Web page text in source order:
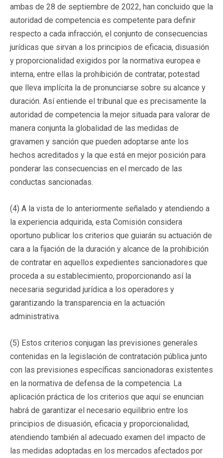
ambas de 28 de septiembre de 2022, han concluido que la
autoridad de competencia es competente para definir
respecto a cada infracción, el conjunto de consecuencias
jurídicas que sirvan a los principios de eficacia, disuasión
y proporcionalidad exigidos por la normativa europea e
interna, entre ellas la prohibición de contratar, potestad
que lleva implícita la de pronunciarse sobre su alcance y
duración. Así entiende el tribunal que es precisamente la
autoridad de competencia la mejor situada para valorar de
manera conjunta la globalidad de las medidas de
gravamen y sanción que pueden adoptarse ante los
hechos acreditados y la que está en mejor posición para
ponderar las consecuencias en el mercado de las
conductas sancionadas.
(4) A la vista de lo anteriormente señalado y atendiendo a
la experiencia adquirida, esta Comisión considera
oportuno publicar los criterios que guiarán su actuación de
cara a la fijación de la duración y alcance de la prohibición
de contratar en aquellos expedientes sancionadores que
proceda a su establecimiento, proporcionando así la
necesaria seguridad jurídica a los operadores y
garantizando la transparencia en la actuación
administrativa.
(5) Estos criterios conjugan las previsiones generales
contenidas en la legislación de contratación pública junto
con las previsiones específicas sancionadoras existentes
en la normativa de defensa de la competencia. La
aplicación práctica de los criterios que aquí se enuncian
habrá de garantizar el necesario equilibrio entre los
principios de disuasión, eficacia y proporcionalidad,
atendiendo también al adecuado examen del impacto de
las medidas adoptadas en los mercados afectados por